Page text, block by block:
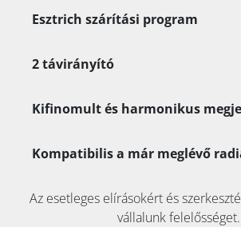
Esztrich szárítási program
2 távirányító
Kifinomult és harmonikus
Kompatibilis a már meglévő
Az esetleges elírásokért és
vállalunk felelősséget.